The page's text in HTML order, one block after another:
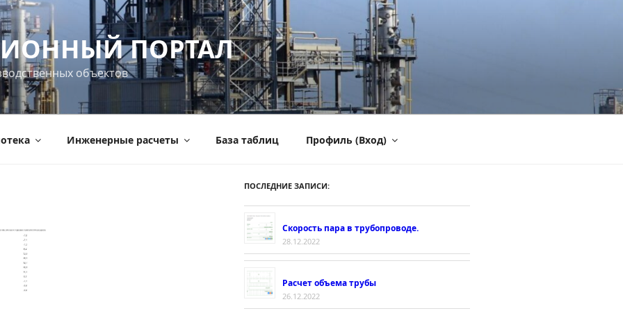
ПОРТАЛ
объектов
Инженерные расчеты База таблиц Профиль (Вход)
ПОСЛЕДНИЕ ЗАПИСИ:
Скорость пара в трубопроводе.
28.12.2022
Расчет объема трубы
26.12.2022